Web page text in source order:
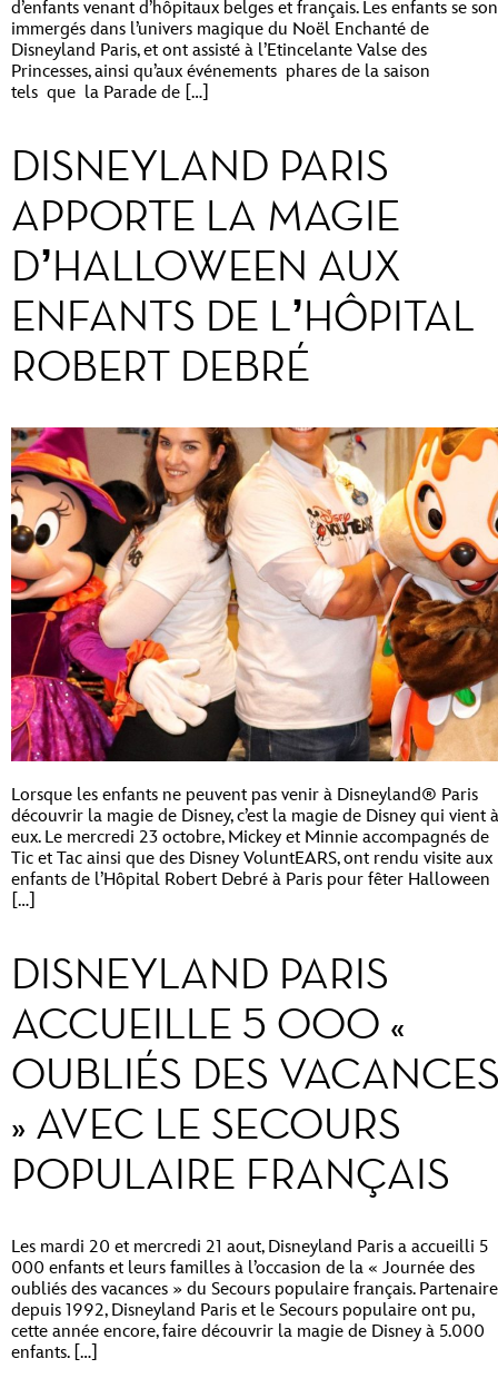
d’enfants venant d’hôpitaux belges et français. Les enfants se
immergés dans l’univers magique du Noël Enchanté de
Disneyland Paris, et ont assisté à l’Etincelante Valse des
Princesses, ainsi qu’aux événements phares de la saison
tels que la Parade de […]
DISNEYLAND PARIS
APPORTE LA MAGIE
D’HALLOWEEN AUX
ENFANTS DE L’HÔPITAL
ROBERT DEBRÉ
Lorsque les enfants ne peuvent pas venir à Disneyland® Paris
découvrir la magie de Disney, c’est la magie de Disney qui vient à
eux. Le mercredi 23 octobre, Mickey et Minnie accompagnés de
Tic et Tac ainsi que des Disney VoluntEARS, ont rendu visite aux
enfants de l’Hôpital Robert Debré à Paris pour fêter Halloween
[…]
DISNEYLAND PARIS
ACCUEILLE 5 000 «
OUBLIÉS DES
» AVEC LE SECOURS
POPULAIRE FRANÇAIS
Les mardi 20 et mercredi 21 aout, Disneyland Paris a accueilli 5
000 enfants et leurs familles à l’occasion de la « Journée des
oubliés des vacances » du Secours populaire français.
depuis 1992, Disneyland Paris et le Secours populaire ont pu,
cette année encore, faire découvrir la magie de Disney à 5.000
enfants. […]